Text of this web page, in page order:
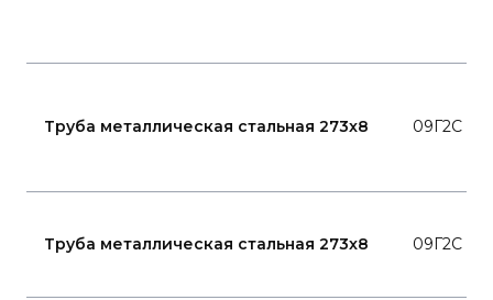
Труба металлическая стальная 273x8 09Г2С
Труба металлическая стальная 273x8 09Г2С